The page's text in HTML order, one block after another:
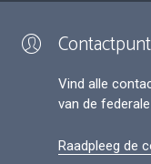
Vind alle
van de
Raadpleeg de